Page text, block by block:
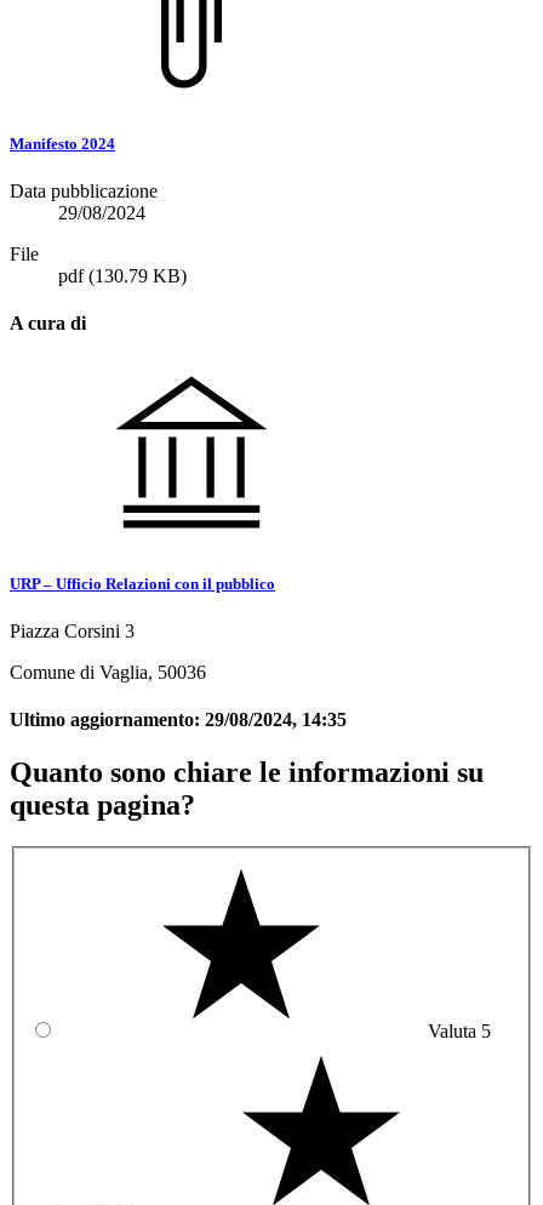
Manifesto 2024
Data pubblicazione
29/08/2024
File
pdf(130.79 KB)
A cura di
URP – Ufficio Relazioni con il pubblico
Piazza Corsini 3
Comune di Vaglia, 50036
Ultimo aggiornamento: 29/08/2024, 14:35
Quanto sono chiare le informazioni su
questa pagina?
Valuta 5